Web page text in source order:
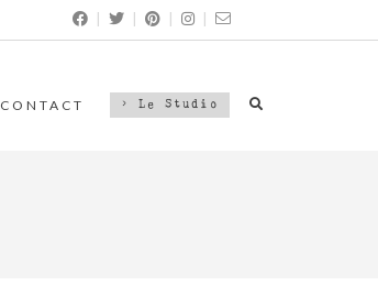
| | | |
CONTACT > Le Studio